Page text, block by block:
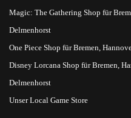
Magic: The Gathering Shop für
Delmenhorst
One Piece Shop für Bremen,
Disney Lorcana Shop für Bremen,
Delmenhorst
Unser Local Game Store